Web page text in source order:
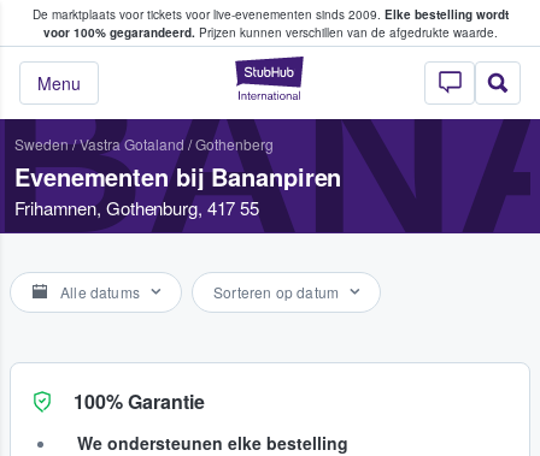
De marktplaats voor tickets voor live-evenementen sinds 2009. Elke bestelling wordt
voor 100% gegarandeerd.Prijzen kunnen verschillen van de afgedrukte waarde.
StubHub: waar
Menu
tickets kopen en verkopen
Sweden/Vastra Gotaland/Gothenberg
Evenementen bij Bananpiren
Frihamnen, Gothenburg, 417 55
Alle datums Sorteren op datum
100% Garantie
We ondersteunen elke bestelling